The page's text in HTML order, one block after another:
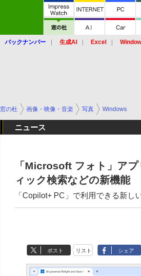
バックナンバー 生成AI Excel
窓の杜 画像・映像・音楽 写真 Windows
ニュース
「Microsoft フォト」ア
ィック検索などの新機能
「Copilot+ PC」で利用できる新し
ポスト リスト シェア